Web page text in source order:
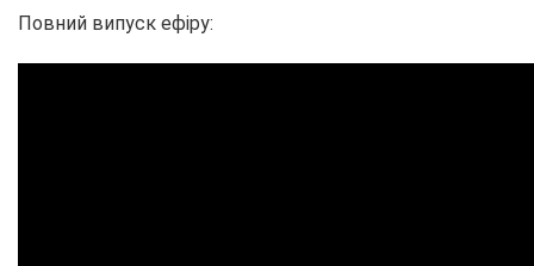
Повний випуск ефіру: